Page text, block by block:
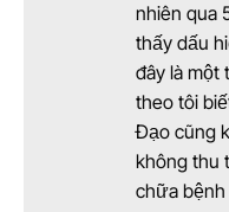
nhiên qua
thấy dấu
đây là một
theo tôi
Đạo cũng
không thu
chữa bệnh